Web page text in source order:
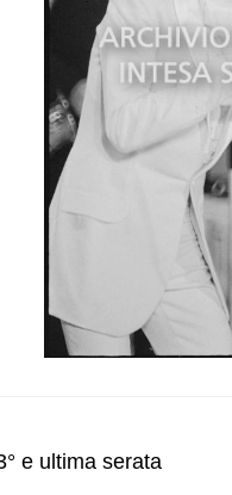
e ultima serata